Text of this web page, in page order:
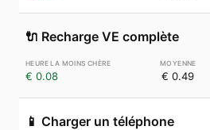
🔌 Recharge VE complète
€ 0.08 € 0.49
📱 Charger un téléphone